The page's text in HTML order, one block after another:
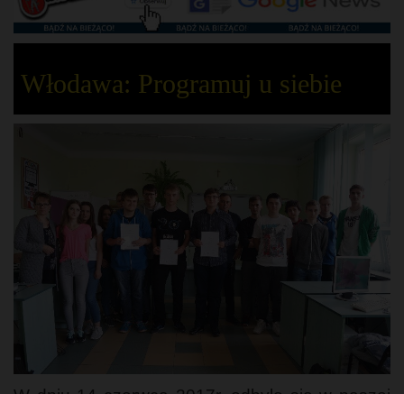
Włodawa: Programuj u siebie